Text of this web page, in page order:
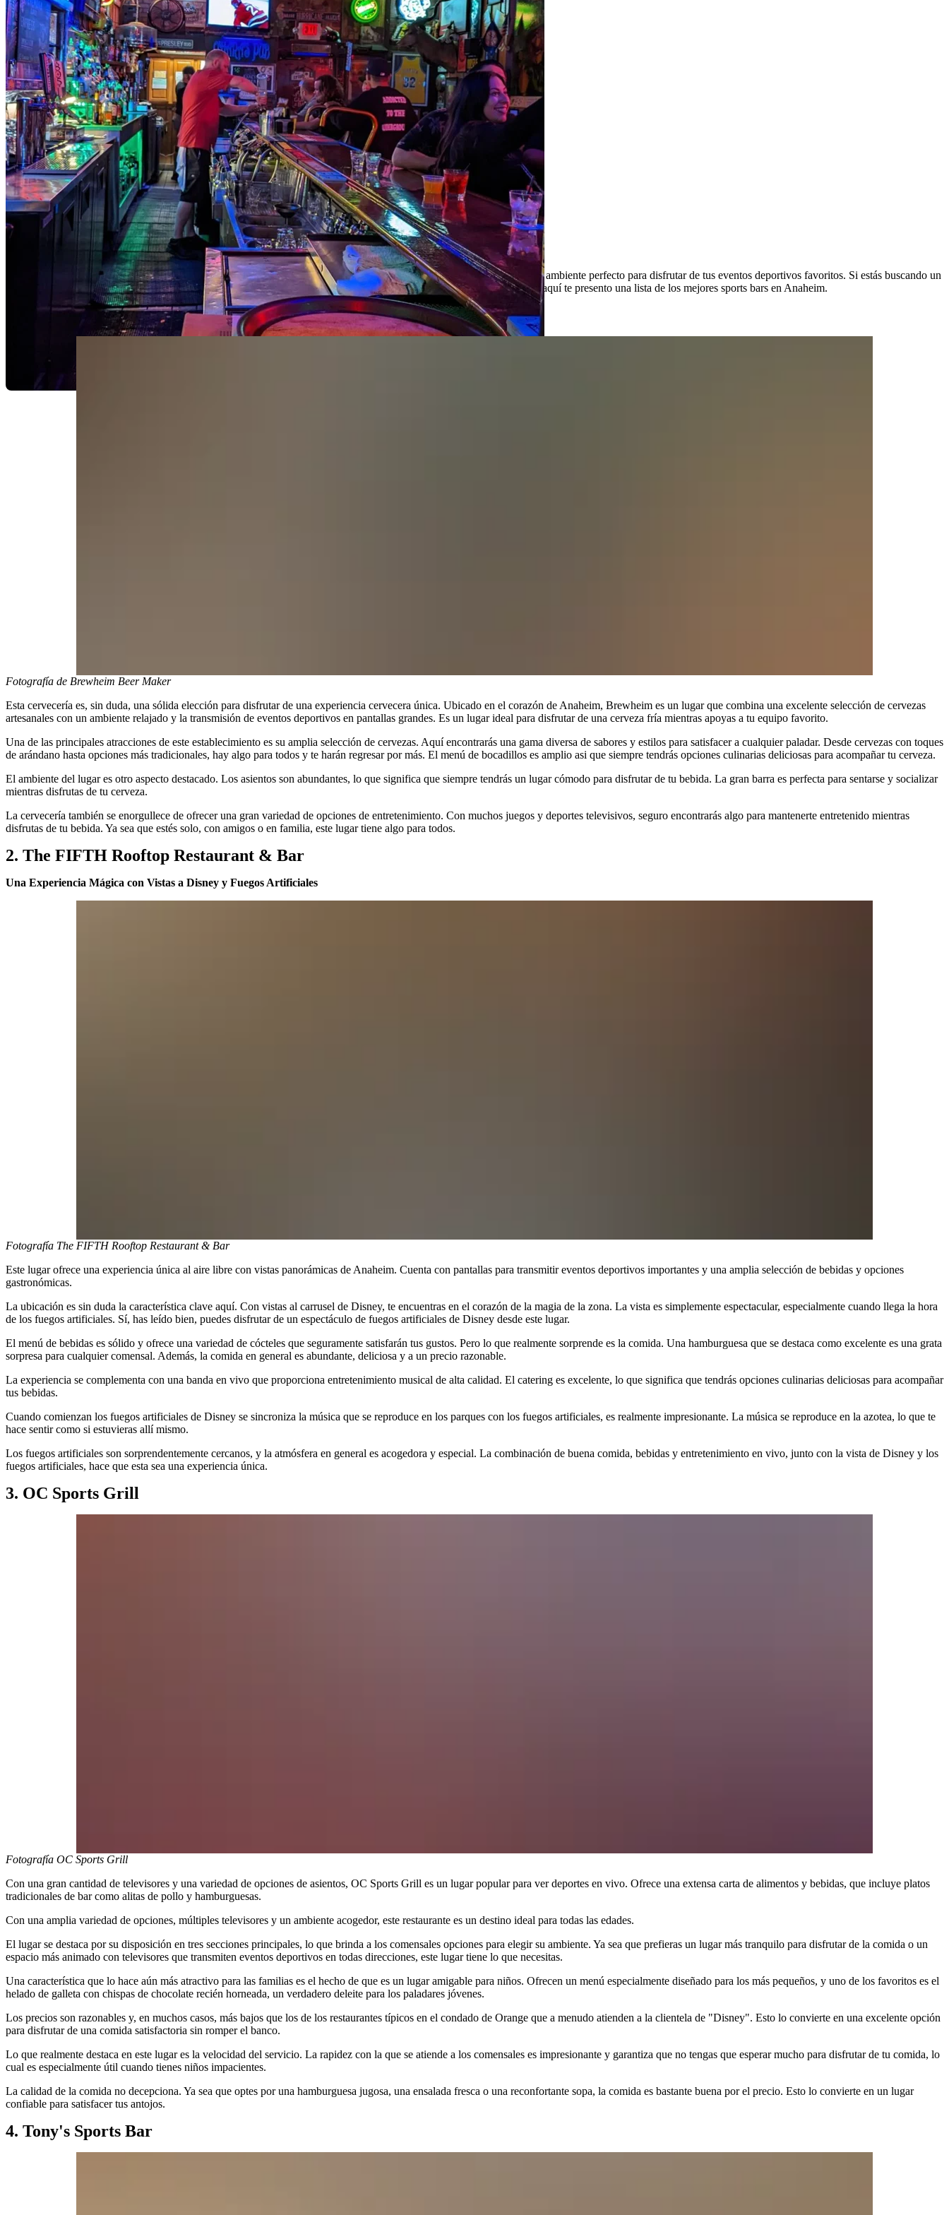
Anaheim, California, es un lugar donde la pasión por el deporte se combina con una animada escena de bares, creando el ambiente perfecto para disfrutar de tus eventos deportivos favoritos. Si estás buscando un
lugar para unirte a otros fanáticos y ver los partidos en una gran pantalla mientras disfrutas de deliciosa comida y bebida, aquí te presento una lista de los mejores sports bars en Anaheim.
1. Brewheim Beer Maker
Fotografía de Brewheim Beer Maker
Esta cervecería es, sin duda, una sólida elección para disfrutar de una experiencia cervecera única. Ubicado en el corazón de Anaheim, Brewheim es un lugar que combina una excelente selección de cervezas
artesanales con un ambiente relajado y la transmisión de eventos deportivos en pantallas grandes. Es un lugar ideal para disfrutar de una cerveza fría mientras apoyas a tu equipo favorito.
Una de las principales atracciones de este establecimiento es su amplia selección de cervezas. Aquí encontrarás una gama diversa de sabores y estilos para satisfacer a cualquier paladar. Desde cervezas con toques
de arándano hasta opciones más tradicionales, hay algo para todos y te harán regresar por más. El menú de bocadillos es amplio asi que siempre tendrás opciones culinarias deliciosas para acompañar tu cerveza.
El ambiente del lugar es otro aspecto destacado. Los asientos son abundantes, lo que significa que siempre tendrás un lugar cómodo para disfrutar de tu bebida. La gran barra es perfecta para sentarse y socializar
mientras disfrutas de tu cerveza.
La cervecería también se enorgullece de ofrecer una gran variedad de opciones de entretenimiento. Con muchos juegos y deportes televisivos, seguro encontrarás algo para mantenerte entretenido mientras
disfrutas de tu bebida. Ya sea que estés solo, con amigos o en familia, este lugar tiene algo para todos.
2. The FIFTH Rooftop Restaurant & Bar
Una Experiencia Mágica con Vistas a Disney y Fuegos Artificiales
Fotografía The FIFTH Rooftop Restaurant & Bar
Este lugar ofrece una experiencia única al aire libre con vistas panorámicas de Anaheim. Cuenta con pantallas para transmitir eventos deportivos importantes y una amplia selección de bebidas y opciones
gastronómicas.
La ubicación es sin duda la característica clave aquí. Con vistas al carrusel de Disney, te encuentras en el corazón de la magia de la zona. La vista es simplemente espectacular, especialmente cuando llega la hora
de los fuegos artificiales. Sí, has leído bien, puedes disfrutar de un espectáculo de fuegos artificiales de Disney desde este lugar.
El menú de bebidas es sólido y ofrece una variedad de cócteles que seguramente satisfarán tus gustos. Pero lo que realmente sorprende es la comida. Una hamburguesa que se destaca como excelente es una grata
sorpresa para cualquier comensal. Además, la comida en general es abundante, deliciosa y a un precio razonable.
La experiencia se complementa con una banda en vivo que proporciona entretenimiento musical de alta calidad. El catering es excelente, lo que significa que tendrás opciones culinarias deliciosas para acompañar
tus bebidas.
Cuando comienzan los fuegos artificiales de Disney se sincroniza la música que se reproduce en los parques con los fuegos artificiales, es realmente impresionante. La música se reproduce en la azotea, lo que te
hace sentir como si estuvieras allí mismo.
Los fuegos artificiales son sorprendentemente cercanos, y la atmósfera en general es acogedora y especial. La combinación de buena comida, bebidas y entretenimiento en vivo, junto con la vista de Disney y los
fuegos artificiales, hace que esta sea una experiencia única.
3. OC Sports Grill
Fotografía OC Sports Grill
Con una gran cantidad de televisores y una variedad de opciones de asientos, OC Sports Grill es un lugar popular para ver deportes en vivo. Ofrece una extensa carta de alimentos y bebidas, que incluye platos
tradicionales de bar como alitas de pollo y hamburguesas.
Con una amplia variedad de opciones, múltiples televisores y un ambiente acogedor, este restaurante es un destino ideal para todas las edades.
El lugar se destaca por su disposición en tres secciones principales, lo que brinda a los comensales opciones para elegir su ambiente. Ya sea que prefieras un lugar más tranquilo para disfrutar de la comida o un
espacio más animado con televisores que transmiten eventos deportivos en todas direcciones, este lugar tiene lo que necesitas.
Una característica que lo hace aún más atractivo para las familias es el hecho de que es un lugar amigable para niños. Ofrecen un menú especialmente diseñado para los más pequeños, y uno de los favoritos es el
helado de galleta con chispas de chocolate recién horneada, un verdadero deleite para los paladares jóvenes.
Los precios son razonables y, en muchos casos, más bajos que los de los restaurantes típicos en el condado de Orange que a menudo atienden a la clientela de "Disney". Esto lo convierte en una excelente opción
para disfrutar de una comida satisfactoria sin romper el banco.
Lo que realmente destaca en este lugar es la velocidad del servicio. La rapidez con la que se atiende a los comensales es impresionante y garantiza que no tengas que esperar mucho para disfrutar de tu comida, lo
cual es especialmente útil cuando tienes niños impacientes.
La calidad de la comida no decepciona. Ya sea que optes por una hamburguesa jugosa, una ensalada fresca o una reconfortante sopa, la comida es bastante buena por el precio. Esto lo convierte en un lugar
confiable para satisfacer tus antojos.
4. Tony's Sports Bar